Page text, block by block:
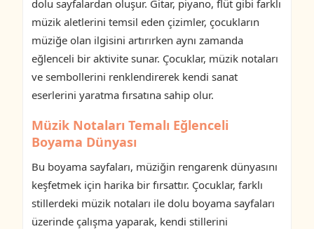
dolu sayfalardan oluşur. Gitar, piyano, flüt gibi farklı
müzik aletlerini temsil eden çizimler, çocukların
müziğe olan ilgisini artırırken aynı zamanda
eğlenceli bir aktivite sunar. Çocuklar, müzik notaları
ve sembollerini renklendirerek kendi sanat
eserlerini yaratma fırsatına sahip olur.
Müzik Notaları Temalı Eğlenceli
Boyama Dünyası
Bu boyama sayfaları, müziğin rengarenk dünyasını
keşfetmek için harika bir fırsattır. Çocuklar, farklı
stillerdeki müzik notaları ile dolu boyama sayfaları
üzerinde çalışma yaparak, kendi stillerini